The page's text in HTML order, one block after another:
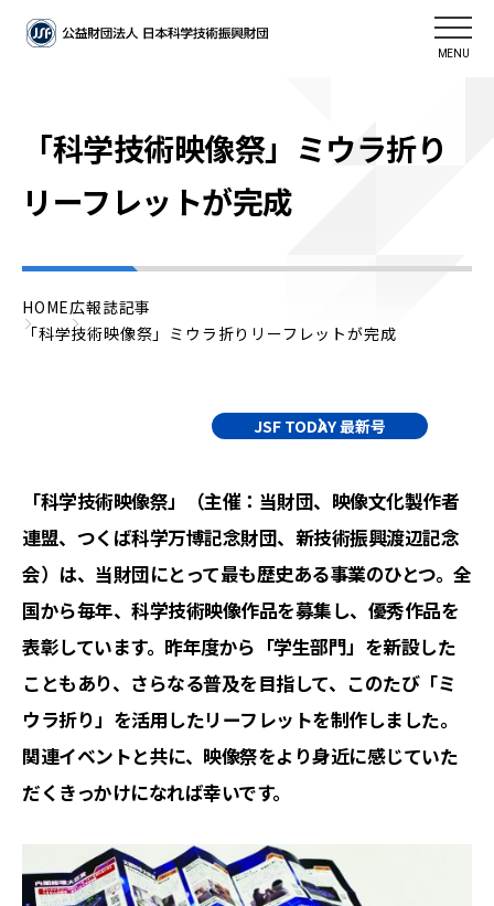
MENU
「科学技術映像祭」ミウラ折り
リーフレットが完成
HOME広報誌記事
「科学技術映像祭」ミウラ折りリーフレットが完成
JSF TODAY 最新号
「科学技術映像祭」（主催：当財団、映像文化製作者
連盟、つくば科学万博記念財団、新技術振興渡辺記念
会）は、当財団にとって最も歴史ある事業のひとつ。全
国から毎年、科学技術映像作品を募集し、優秀作品を
表彰しています。昨年度から「学生部門」を新設した
こともあり、さらなる普及を目指して、このたび「ミ
ウラ折り」を活用したリーフレットを制作しました。
関連イベントと共に、映像祭をより身近に感じていた
だくきっかけになれば幸いです。